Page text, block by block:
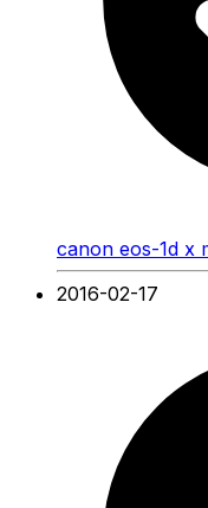
canon eos-1d x
2016-02-17